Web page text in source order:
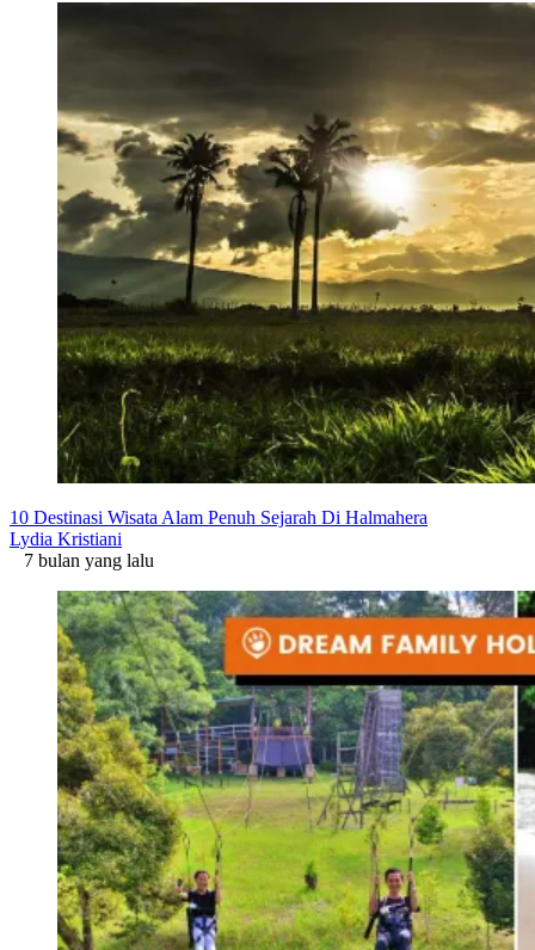
10 Destinasi Wisata Alam Penuh Sejarah Di Halmahera
Lydia Kristiani
7 bulan yang lalu